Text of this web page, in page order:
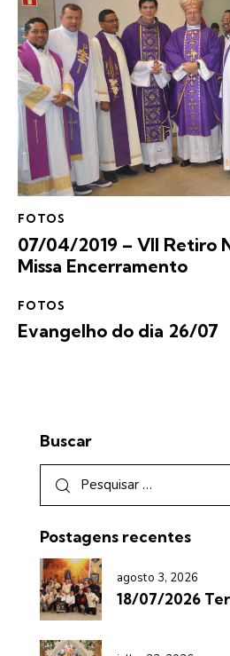
FOTOS
07/04/2019 – VII Retiro
Missa Encerramento
FOTOS
Evangelho do dia 26/07
Buscar
Postagens recentes
agosto 3, 2026
18/07/2026